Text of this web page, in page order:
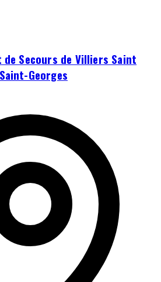
Secours de Villiers Saint
Georges